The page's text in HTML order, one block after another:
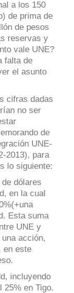
a los 150
de prima de
de pesos
reservas y
vale UNE?
falta de
el asunto
cifras dadas
no ser
de
UNE-
2013), para
lo siguiente:
dólares
en la cual
Esta suma
UNE y
acción,
en este
incluyendo
25% en Tigo.